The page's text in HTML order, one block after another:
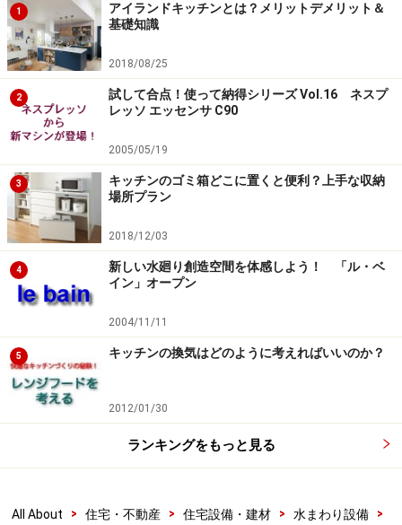
1
アイランドキッチンとは？メリットデメリット＆
基礎知識
2018/08/25
2
試して合点！使って納得シリーズ Vol.16 ネスプ
レッソ エッセンサ C90
2005/05/19
3
キッチンのゴミ箱どこに置くと便利？上手な収納
場所プラン
2018/12/03
4
新しい水廻り創造空間を体感しよう！ 「ル・ベ
イン」オープン
2004/11/11
5 キッチンの換気はどのように考えればいいのか？
2012/01/30
ランキングをもっと見る
All About > 住宅・不動産 > 住宅設備・建材 > 水まわり設備
>